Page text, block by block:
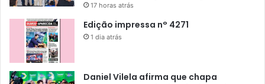
17 horas atrás
Edição impressa n° 4271
1 dia atrás
Daniel Vilela afirma que chapa